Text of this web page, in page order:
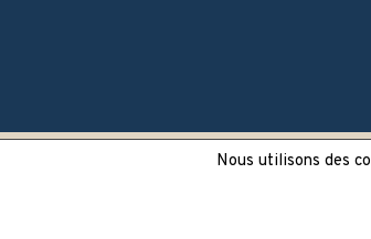
Nous utilisons des